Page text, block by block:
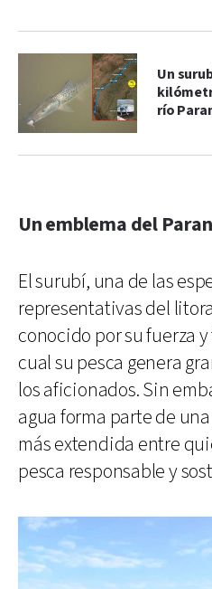
Un
río
Un emblema del
El surubí, una de las
representativas del
conocido por su fuerza
cual su pesca genera
los aficionados. Sin
agua forma parte de
más extendida entre
pesca responsable y